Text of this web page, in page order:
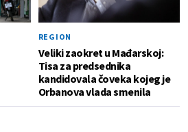
REGION
Veliki zaokret u Mađarskoj:
Tisa za predsednika
kandidovala čoveka kojeg je
Orbanova vlada smenila